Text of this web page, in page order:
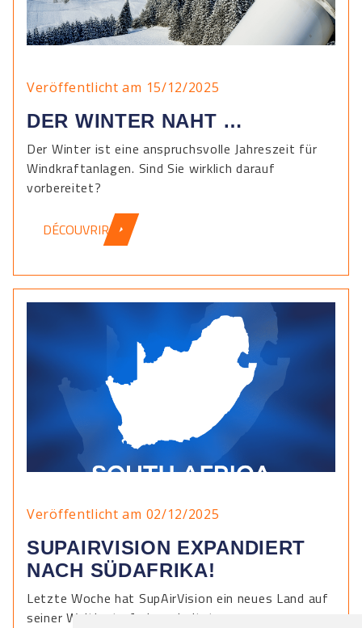
Veröffentlicht am 15/12/2025
DER WINTER NAHT …
Der Winter ist eine anspruchsvolle Jahreszeit für
Windkraftanlagen. Sind Sie wirklich darauf
vorbereitet?
DÉCOUVRIR
Veröffentlicht am 02/12/2025
SUPAIRVISION EXPANDIERT
NACH SÜDAFRIKA!
Letzte Woche hat SupAirVision ein neues Land auf
seiner Weltkarte freigeschaltet.